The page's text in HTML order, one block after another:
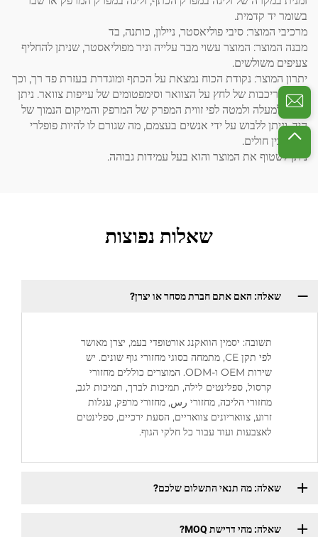
בשומר יד קדמית.
מרכיבי המוצר: סיבי פוליאסטר, ניילון, כותנה, בד
מבנה המוצר: המוצר עשוי מבד עלייה וניר מפוליאסטר, שניתן להחליף
צעיפים משולשים.
יתרון המוצר: נקודת הכוח נמצאת על הכתף ומוגדרת בעזרת פד רך, וכך
מונחת ריכבות של לחץ על הצוואר וסימפטומים של עייפות צוואר. ניתן
לכוונן למעלה ולמטה לפי זווית המפרק של המרפק והמיקום הנמוך של
היד, וניתן ללבוש על ידי אנשים בעצמם, מה שגורם לו להיות פופלרי
מאוד בין חולים.
ניתן לשטוף את המוצר והוא בעל עמידות גבוהה.
שאלות נפוצות
שאלה: האם אתם חברת מסחר או יצרן?
תשובה: יסמין הוואקנג אורטופדי בעמ, יצרן מאושר
לפי תקן CE, מתמחה בסוגי מחזורי גוף שונים. יש
שירות OEM ו-ODM. המוצרים כוללים מחזורי
קרסול, ספלינטים לילה, תמיכות לברך, תמיכות לגב,
מחזורי הליכה, מחזורי رس, מחזורי מרפק, עגלות
זרוע, צוואריונים צוואריים, הסעת ירכיים, ספלינטים
לאצבעות ועוד עבור כל חלקי הגוף.
שאלה: מה תנאי התשלום שלכם?
שאלה: מהי דרישת MOQ?